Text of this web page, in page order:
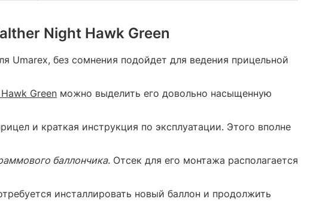
Night Hawk Green
Umarex, без сомнения подойдет для ведения прицельной
Green можно выделить его довольно насыщенную
и краткая инструкция по эксплуатации. Этого вполне
баллончика. Отсек для его монтажа располагается
инсталлировать новый баллон и продолжить